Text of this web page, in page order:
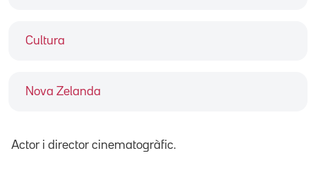
Cultura
Nova Zelanda
Actor i director cinematogràfic.